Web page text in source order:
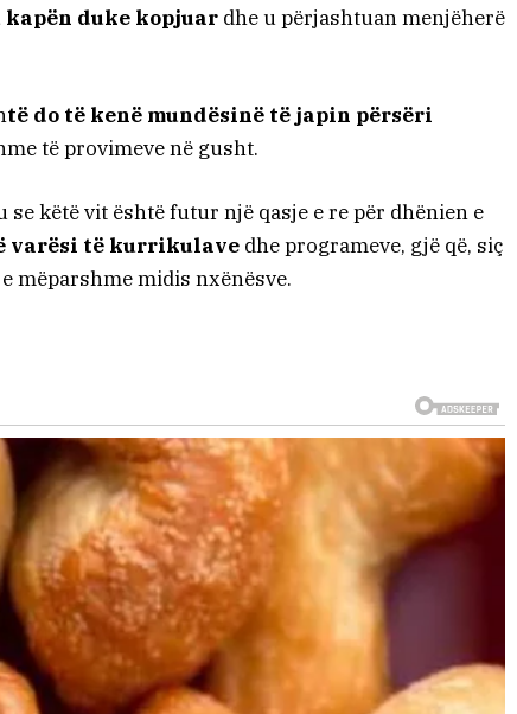
kapën duke kopjuar dhe u përjashtuan menjëherë
të do të kenë mundësinë të japin përsëri
të provimeve në gusht.
këtë vit është futur një qasje e re për dhënien e
varësi të kurrikulave dhe programeve, gjë që, siç
mëparshme midis nxënësve.